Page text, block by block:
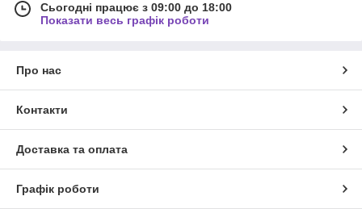
Сьогодні працює з 09:00 до 18:00
Показати весь графік роботи
Про нас
Контакти
Доставка та оплата
Графік роботи